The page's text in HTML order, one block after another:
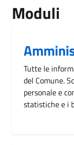
Moduli
Tutte le
del Comune.
personale e
statistiche e i